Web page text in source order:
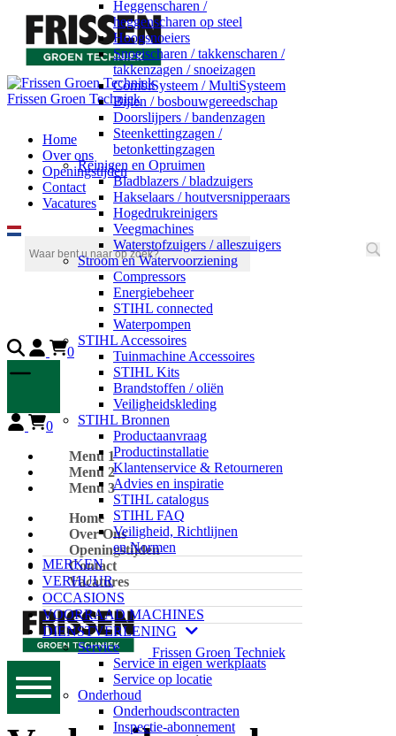
Frissen Groen Techniek
Home
Over ons
Openingstijden
Contact
Vacatures
Heggenscharen /
heggenscharen op steel
Hoogsnoeiers
Snoeischaren / takkenscharen /
takkenzagen / snoeizagen
CombiSysteem / MultiSysteem
Bijlen / bosbouwgereedschap
Doorslijpers / bandenzagen
Steenkettingzagen /
betonkettingzagen
Reinigen en Opruimen
Bladblazers / bladzuigers
Hakselaars / houtversnipperaars
Hogedrukreinigers
Veegmachines
Waterstofzuigers / alleszuigers
Stroom en Watervoorziening
Compressors
Energiebeheer
STIHL connected
Waterpompen
STIHL Accessoires
Tuinmachine Accessoires
STIHL Kits
Brandstoffen / oliën
Veiligheidskleding
STIHL Bronnen
Productaanvraag
Productinstallatie
Klantenservice & Retourneren
Advies en inspiratie
STIHL catalogus
STIHL FAQ
Veiligheid, Richtlijnen
en Normen
MERKEN
VERHUUR
OCCASIONS
VOORRAAD MACHINES
DIENSTVERLENING
Service
Service in eigen werkplaats
Service op locatie
Onderhoud
Onderhoudscontracten
Inspectie-abonnement
0
0
Menu 1
Menu 2
Menu 3
Home
Over Ons
Openingstijden
Contact
Vacatures
Frissen Groen Techniek